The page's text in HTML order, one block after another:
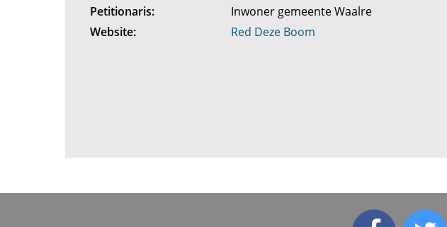
Petitionaris:
Inwoner gemeente Waalre
Website:
Red Deze Boom